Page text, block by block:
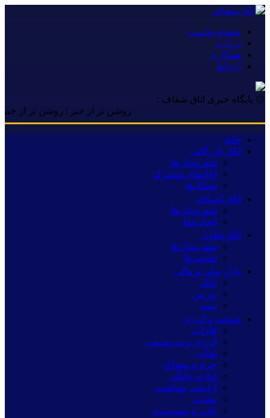
صفحه نخست
درباره
همکاری
ارتباط
۞ پایگاه خبری اتاق شفاف :
روشن تر از خبر | روشن تر از خبر |
خانه
اتاق بازرگانی
شهرستان‌ها
اتاق‌های مشترک
تشکل‌ها
اتاق اصناف
شهرستان‌ها
اتحادیه‌ها
اتاق تعاون
شهرستان‌ها
تعاونی‌ها
بازار پولی و مالی
بانک
بورس
بیمه
صنعت و انرژی
فلزات
انرژی و پتروشیمی
غذایی
چرم و پوشاک
لوازم خانگی
آرایشی بهداشتی
معدنی
چاپ و بسته‌بندی